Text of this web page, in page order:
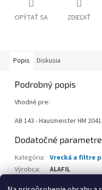
OPÝTAŤ SA ZDIEĽAŤ
Popis Diskusia
Podrobný popis
Vhodné pre:
AB 143 - Hausmeister HM 2041
Dodatočné parametre
Kategória: Vrecká a filtre
Výrobca:
ALAFIL